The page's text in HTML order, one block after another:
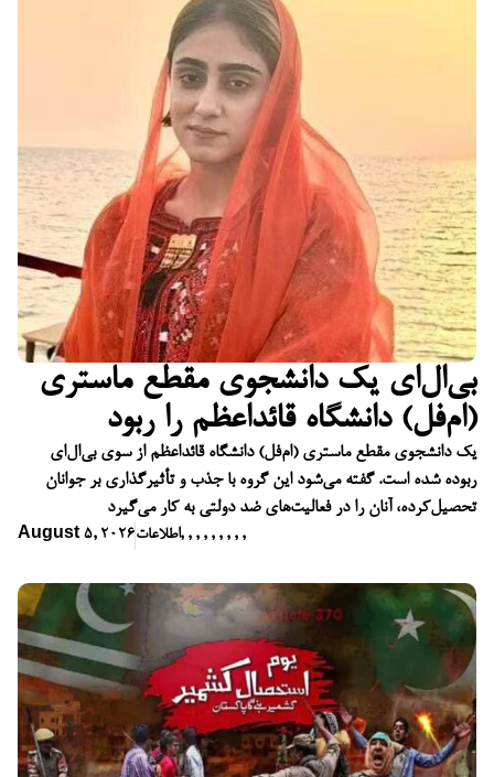
بی‌ال‌ای یک دانشجوی مقطع ماستری
(ام‌فل) دانشگاه قائداعظم را ربود
یک دانشجوی مقطع ماستری (ام‌فل) دانشگاه قائداعظم از سوی بی‌ال‌ای
ربوده شده است. گفته می‌شود این گروه با جذب و تأثیرگذاری بر جوانان
تحصیل‌کرده، آنان را در فعالیت‌های ضد دولتی به کار می‌گیرد
August 5, 2026اطلاعات, , , , , , , , ,